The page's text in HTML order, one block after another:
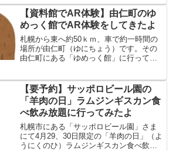
すひろ氏、オカルトコレクター 田中俊行
氏2人の...
【資料館でAR体験】由仁町のゆ
めっく館でAR体験をしてきたよ
札幌から東へ約50ｋｍ、車で約一時間の
場所が由仁町（ゆにちょう）です。その
由仁町にある「ゆめっく館」に行ってき
洗いなど）また施設の指示に従ったうえ
での見学を行いました。...
【要予約】サッポロビール園の
「羊肉の日」ラムジンギスカン食
べ飲み放題に行ってみたよ
札幌市にある「サッポロビール園」さま
にて4月29、30日限定の「羊肉の日」（よ
うにくのひ）ラムジンギスカン食べ飲み